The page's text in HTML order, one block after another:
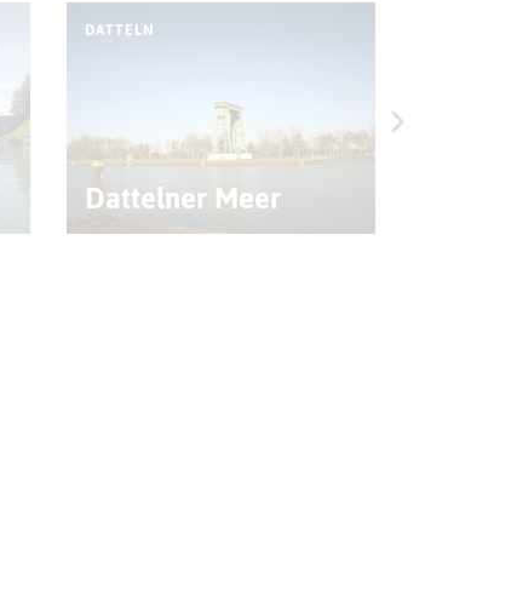
DATTELN
Dattelner Meer